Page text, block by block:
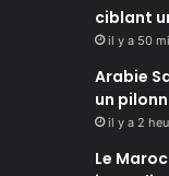
ciblant
il y a 50
Arabie
un
il y a 2
Le